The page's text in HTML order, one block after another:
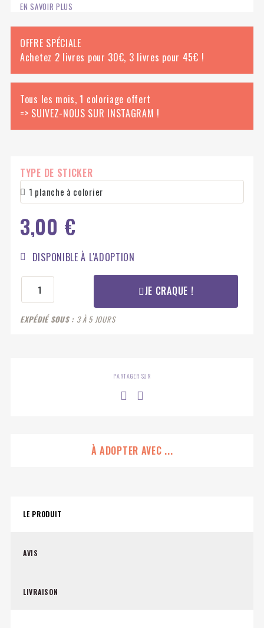
EN SAVOIR PLUS
OFFRE SPÉCIALE
Achetez 2 livres pour 30€, 3 livres pour 45€ !
Tous les mois, 1 coloriage offert
=> SUIVEZ-NOUS SUR INSTAGRAM !
TYPE DE STICKER
3,00 €
DISPONIBLE À L'ADOPTION
JE CRAQUE !
EXPÉDIÉ SOUS 3 À 5 JOURS
PARTAGER SUR
À ADOPTER AVEC ...
LE PRODUIT
AVIS
LIVRAISON